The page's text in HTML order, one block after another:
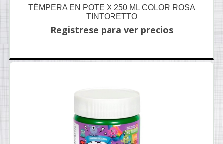
TÉMPERA EN POTE X 250 ML COLOR ROSA
TINTORETTO
Registrese para ver precios